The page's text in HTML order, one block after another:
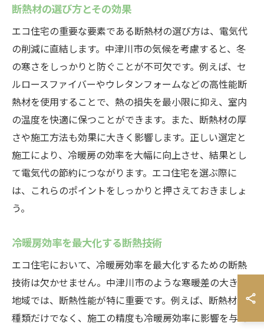
断熱材の選び方とその効果
エコ住宅の重要な要素である断熱材の選び方は、電気代
の削減に直結します。中津川市の気候を考慮すると、冬
の寒さをしっかりと防ぐことが不可欠です。例えば、セ
ルロースファイバーやウレタンフォームなどの高性能断
熱材を使用することで、熱の損失を最小限に抑え、室内
の温度を快適に保つことができます。また、断熱材の厚
さや施工方法も効果に大きく影響します。正しい選定と
施工により、冷暖房の効率を大幅に向上させ、結果とし
て電気代の節約につながります。エコ住宅を選ぶ際に
は、これらのポイントをしっかりと押さえておきましょ
う。
冷暖房効率を最大化する断熱技術
エコ住宅において、冷暖房効率を最大化するための断熱
技術は欠かせません。中津川市のような寒暖差の大きい
地域では、断熱性能が特に重要です。例えば、断熱材の
種類だけでなく、施工の精度も冷暖房効率に影響を与え